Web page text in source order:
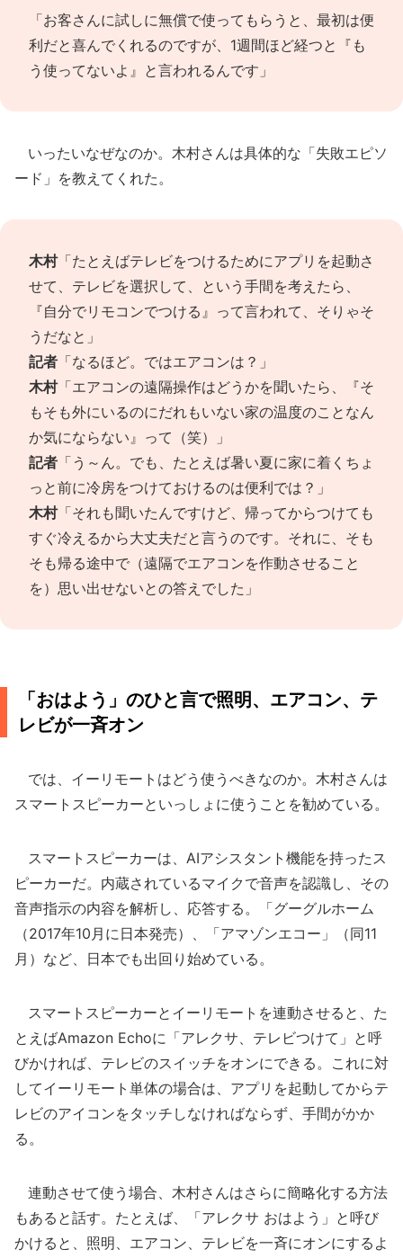
「お客さんに試しに無償で使ってもらうと、最初は便
利だと喜んでくれるのですが、1週間ほど経つと『も
う使ってないよ』と言われるんです」
いったいなぜなのか。木村さんは具体的な「失敗エピソ
ード」を教えてくれた。
木村「たとえばテレビをつけるためにアプリを起動さ
せて、テレビを選択して、という手間を考えたら、
『自分でリモコンでつける』って言われて、そりゃそ
うだなと」
記者 「なるほど。ではエアコンは？」
木村「エアコンの遠隔操作はどうかを聞いたら、『そ
もそも外にいるのにだれもいない家の温度のことなん
か気にならない』って（笑）」
記者 「う～ん。でも、たとえば暑い夏に家に着くちょ
っと前に冷房をつけておけるのは便利では？」
木村「それも聞いたんですけど、帰ってからつけても
すぐ冷えるから大丈夫だと言うのです。それに、そも
そも帰る途中で（遠隔でエアコンを作動させること
を）思い出せないとの答えでした」
「おはよう」のひと言で照明、エアコン、テ
レビが一斉オン
では、イーリモートはどう使うべきなのか。木村さんは
スマートスピーカーといっしょに使うことを勧めている。
スマートスピーカーは、AIアシスタント機能を持ったス
ピーカーだ。内蔵されているマイクで音声を認識し、その
音声指示の内容を解析し、応答する。「グーグルホーム
（2017年10月に日本発売）、「アマゾンエコー」（同11
月）など、日本でも出回り始めている。
スマートスピーカーとイーリモートを連動させると、た
とえばAmazon Echoに「アレクサ、テレビつけて」と呼
びかければ、テレビのスイッチをオンにできる。これに対
してイーリモート単体の場合は、アプリを起動してからテ
レビのアイコンをタッチしなければならず、手間がかか
る。
連動させて使う場合、木村さんはさらに簡略化する方法
もあると話す。たとえば、「アレクサ おはよう」と呼び
かけると、照明、エアコン、テレビを一斉にオンにするよ